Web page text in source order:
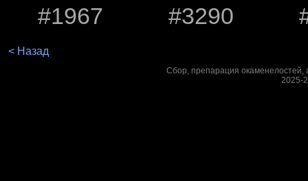
#1967 #3290
< Назад
Сбор, препарация окаменелостей,
2025-